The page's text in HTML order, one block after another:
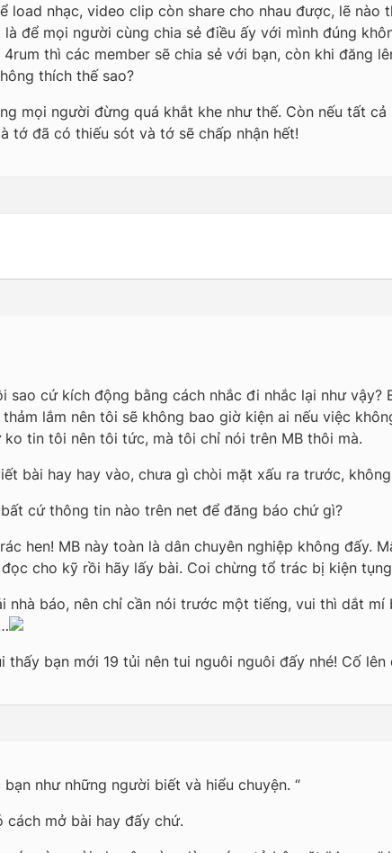
load nhạc, video clip còn share cho nhau được, lẽ nào
để mọi người cùng chia sẻ điều ấy với mình đúng
thì các member sẽ chia sẻ với bạn, còn khi đăng
thích thế sao?
mọi người đừng quá khắt khe như thế. Còn nếu tất
tớ đã có thiếu sót và tớ sẽ chấp nhận hết!
sao cứ kích động bằng cách nhắc đi nhắc lại như
lắm nên tôi sẽ không bao giờ kiện ai nếu việc
tin tôi nên tôi tức, mà tôi chỉ nói trên MB thôi mà.
bài hay hay vào, chưa gì chòi mặt xấu ra trước,
cứ thông tin nào trên net để đăng báo chứ gì?
hen! MB này toàn là dân chuyên nghiệp không đấy.
cho kỹ rồi hãy lấy bài. Coi chừng tổ trác bị kiện
nhà báo, nên chỉ cần nói trước một tiếng, vui thì dắt
thấy bạn mới 19 tủi nên tui nguôi nguôi đấy nhé! Cố
như những người biết và hiểu chuyện. “
cách mở bài hay đấy chứ.